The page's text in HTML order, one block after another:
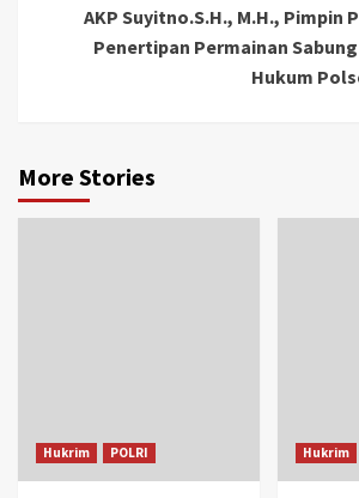
AKP Suyitno.S.H., M.H., Pimpin
Penertipan Permainan
Hukum
More Stories
Hukrim POLRI Hukrim